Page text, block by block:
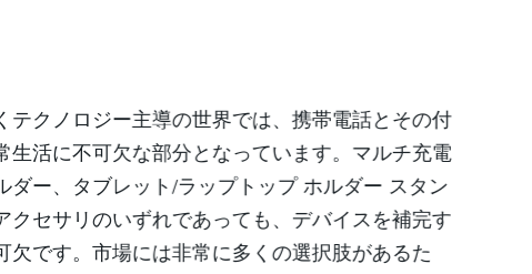
テクノロジー主導の世界では、携帯電話とその付
生活に不可欠な部分となっています。マルチ充電
ダー、タブレット/ラップトップ ホルダー スタン
クセサリのいずれであっても、デバイスを補完す
欠です。市場には非常に多くの選択肢があるた